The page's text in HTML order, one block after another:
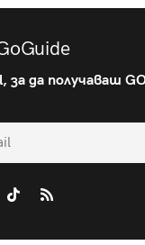
за да получаваш